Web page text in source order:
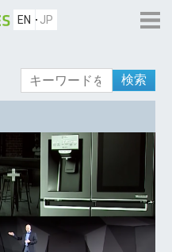
EN JP
検索